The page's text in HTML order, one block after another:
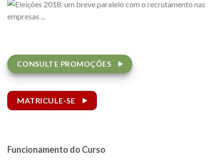
CONSULTE PROMOÇÕES
MATRICULE-SE
Funcionamento do Curso